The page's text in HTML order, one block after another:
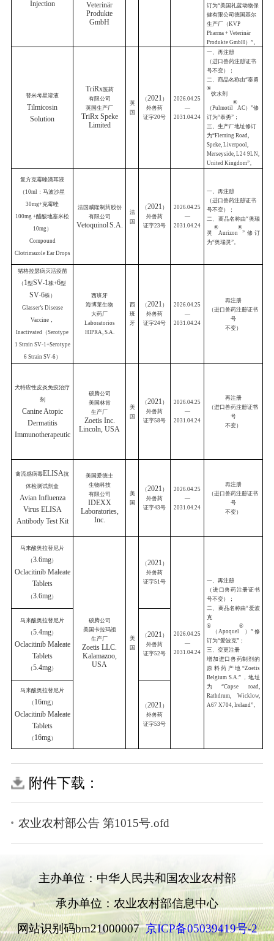
兽药名称
国
别
药
注册
氯前列醇钠注射液
Cloprostenol
Sodium Injection
德国弗里索
伊特兽医制药股份
Friesoythe
GmbH
德
国
（2021
外兽药
证字41
Compound
Butaphosphan
德国基尔
生产厂
Veterinär
Produkte
GmbH
国
附件下载：
农业农村部公告 第1015号.ofd
主办单位：中华人民共和国农业农村部
承办单位：农业农村部信息中心
网站识别码bm21000007京ICP备05039419号-2